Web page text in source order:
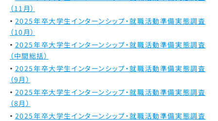
（11月）
2025年卒大学生インターンシップ・就職活動準備実態調査
（10月）
2025年卒大学生インターンシップ・就職活動準備実態調査
（中間総括）
2025年卒大学生インターンシップ・就職活動準備実態調査
（9月）
2025年卒大学生インターンシップ・就職活動準備実態調査
（8月）
2025年卒大学生インターンシップ・就職活動準備実態調査